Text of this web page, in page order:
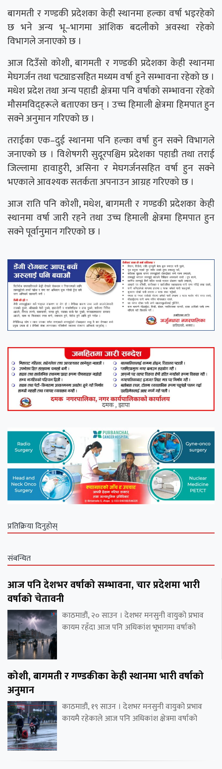
बागमती र गण्डकी प्रदेशका केही स्थानमा हल्का वर्षा भइरहेको
छ भने अन्य भू–भागमा आंशिक बदलीको अवस्था रहेको
विभागले जनाएको छ ।
आज दिउँसो कोशी, बागमती र गण्डकी प्रदेशका केही स्थानमा
मेघगर्जन तथा चट्याङसहित मध्यम वर्षा हुने सम्भावना रहेको छ ।
मधेश प्रदेश तथा अन्य पहाडी क्षेत्रमा पनि वर्षाको सम्भावना रहेको
मौसमविद्हरूले बताएका छन् । उच्च हिमाली क्षेत्रमा हिमपात हुन
सक्ने अनुमान गरिएको छ ।
तराईका एक–दुई स्थानमा पनि हल्का वर्षा हुन सक्ने विभागले
जनाएको छ । विशेषगरी सुदूरपश्चिम प्रदेशका पहाडी तथा तराई
जिल्लामा हावाहुरी, असिना र मेघगर्जनसहित वर्षा हुन सक्ने
भएकाले आवश्यक सतर्कता अपनाउन आग्रह गरिएको छ ।
आज राति पनि कोशी, मधेश, बागमती र गण्डकी प्रदेशका केही
स्थानमा वर्षा जारी रहने तथा उच्च हिमाली क्षेत्रमा हिमपात हुन
सक्ने पूर्वानुमान गरिएको छ ।
प्रतिक्रिया दिनुहोस्
संबन्धित
आज पनि देशभर वर्षाको सम्भावना, चार प्रदेशमा भारी
वर्षाको चेतावनी
काठमाडौं, २० साउन । देशभर मनसुनी वायुको प्रभाव
कायम रहँदा आज पनि अधिकांश भूभागमा वर्षाको
कोशी, बागमती र गण्डकीका केही स्थानमा भारी वर्षाको
अनुमान
काठमाडौं, १९ साउन । देशभर मनसुनी वायुको प्रभाव
कायमै रहेकाले आज पनि अधिकांश क्षेत्रमा वर्षाको